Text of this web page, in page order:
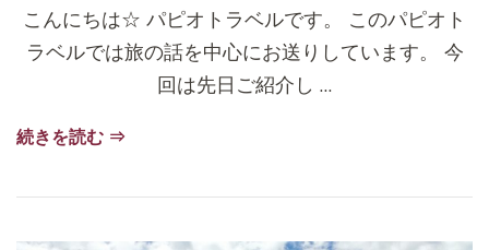
こんにちは☆ パピオトラベルです。 このパピオト
ラベルでは旅の話を中心にお送りしています。 今
回は先日ご紹介し …
続きを読む ⇒